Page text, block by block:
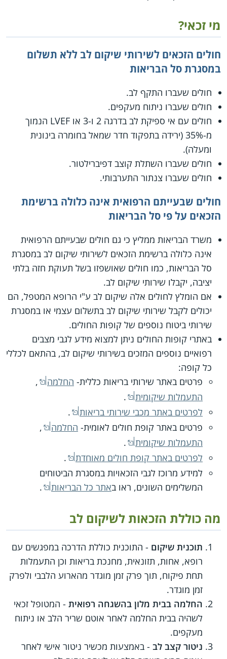
מי זכאי?
חולים הזכאים לשירותי שיקום לב ללא תשלום
במסגרת סל הבריאות
חולים שעברו התקף לב.
חולים שעברו ניתוח מעקפים.
חולים עם אי ספיקת לב בדרגה 2 ו-3 או LVEF הנמוך
מ-35% (ירידה בתפקוד חדר שמאל בחומרה בינונית
ומעלה).
חולים שעברו השתלת קוצב דפיברילטור.
חולים שעברו צנתור התערבותי.
חולים שבעייתם הרפואית אינה כלולה ברשימת
הזכאים על פי סל הבריאות
משרד הבריאות ממליץ כי גם חולים שבעייתם הרפואית
אינה כלולה ברשימת הזכאים לשירותי שיקום לב במסגרת
סל הבריאות, כמו חולים שאושפזו בשל תעוקת חזה בלתי
יציבה, יקבלו שירותי שיקום לב.
אם הומלץ לחולים אלה שיקום לב ע"י הרופא המטפל, הם
יכולים לקבל שירותי שיקום לב בתשלום עצמי או במסגרת
שירותי ביטוח נוספים של קופות החולים.
באתרי קופות החולים ניתן למצוא מידע לגבי מצבים
רפואיים נוספים המזכים בשירותי שיקום לב, בהתאם לכללי
כל קופה:
פרטים באתר שירותי בריאות כללית- החלמה
,
התעמלות שיקומית
.
לפרטים באתר מכבי שירותי בריאות
.
פרטים באתר קופת חולים לאומית- החלמה
,
התעמלות שיקומית
.
לפרטים באתר קופת חולים מאוחדת
.
למידע מרוכז לגבי הזכאויות במסגרת הביטוחים
המשלימים השונים, ראו באתר כל הבריאות .
מה כוללת הזכאות לשיקום לב
תוכנית שיקום - התוכנית כוללת הדרכה במפגשים עם
רופא, אחות, תזונאית, מחנכת בריאות וכן התעמלות
תחת פיקוח, תוך פרק זמן מוגדר מהארוע הלבבי ולפרק
זמן מוגדר.
החלמה בבית מלון בהשגחה רפואית - המטופל זכאי
לשהיה בבית החלמה לאחר אוטם שריר הלב או ניתוח
מעקפים.
ניטור קצב לב - באמצעות מכשיר ניטור אישי לאחר